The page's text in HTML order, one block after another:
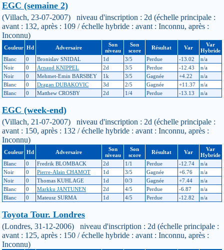
EGC (semaine 2)
(Villach, 23-07-2007) niveau d'inscription : 2d (échelle principale :
avant : 132, après : 109 / échelle hybride : avant : Inconnu, après :
Inconnu)
Couleur Hd Adversaire
Son
niveau
Son
score
Résultat Var
Var
Hybride
Blanc
0 Bronislav SNIDAL 1d 3/5 Perdue -13.02
n/a
Noir
0 Arnaud KNIPPEL 2d 3/5 Perdue -12.43
n/a
Noir
0 Mehmet-Emin BARSBEY 1k 3/5 Gagnée +4.22
n/a
Blanc
0 Dragan DUBAKOVIC 3d 2/5 Gagnée +11.37
n/a
Blanc
0 Matthew CROSBY 2d 1/4 Perdue -13.13 n/a
EGC (week-end)
(Villach, 21-07-2007) niveau d'inscription : 2d (échelle principale :
avant : 150, après : 132 / échelle hybride : avant : Inconnu, après :
Inconnu)
Couleur Hd Adversaire
Son
niveau
Son
score
Résultat Var
Var
Hybride
Blanc
0 Fredrik BLOMBACK 2d 1/1 Perdue -12.74
n/a
Noir
0 Pierre-Alain CHAMOT 1d 3/5 Gagnée +6.76
n/a
Noir
0 Thomas KUHLAGE 1d 0/3 Gagnée +7.44
n/a
Blanc
0 Markku JANTUNEN 2d 4/5 Perdue -6.87
n/a
Blanc
0 Mateusz SURMA 1d 4/5 Perdue -12.82 n/a
Toyota Tour. Londres
(Londres, 31-12-2006) niveau d'inscription : 2d (échelle principale :
avant : 125, après : 150 / échelle hybride : avant : Inconnu, après :
Inconnu)